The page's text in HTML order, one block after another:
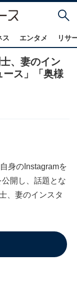
ス エンタメ リサ
、妻のイン
ース」「奥様
身のInstagramを
開し、話題とな
、妻のインスタ